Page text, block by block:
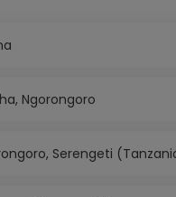
Ngorongoro
Serengeti